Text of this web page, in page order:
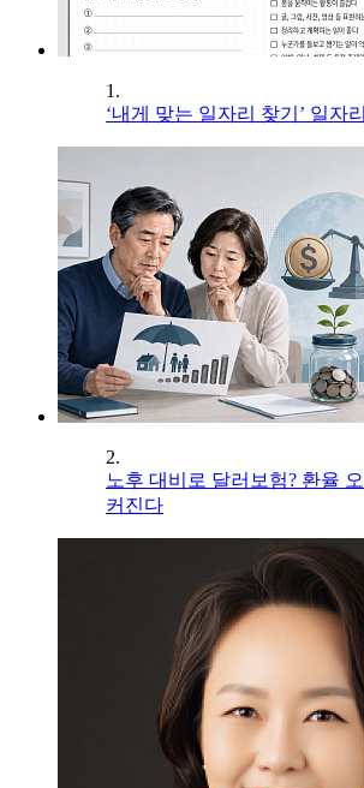
1.
‘내게 맞는 일자리 찾기’ 일자
2.
노후 대비로 달러보험? 환율
커진다